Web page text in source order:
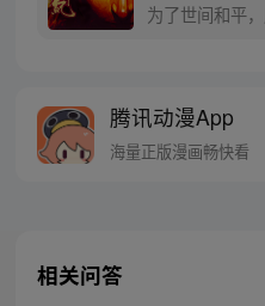
为了世间和平
辞万难，找到
寻回徒弟们，
腾讯动漫App
海量正版漫画畅快看
相关问答